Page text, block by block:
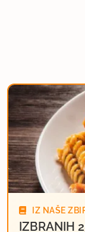
IZ NAŠE
IZBRANIH